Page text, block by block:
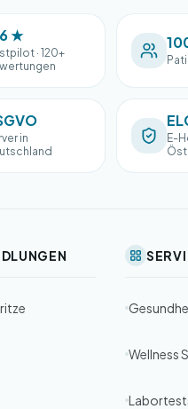
★
· 120+
in
E-
Wellness